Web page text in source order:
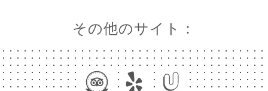
その他のサイト：